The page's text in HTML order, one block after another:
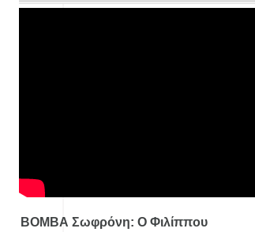
ΒΟΜΒΑ Σωφρόνη: Ο Φιλίππου